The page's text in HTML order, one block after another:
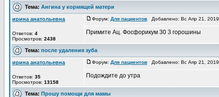
Тема: Ангина у кормящей матери
ирина анатольевна
Ответов: 4
Просмотров: 2438
Форум: Для пациентов Добавлено: Вс Апр 21,
Примите Ац. Фосфорикум 30 3 горошины
Тема: после удаления зуба
ирина анатольевна
Ответов: 35
Просмотров: 13158
Форум: Для пациентов Добавлено: Вс Апр 21,
Подождите до утра
Тема: Прошу помощи для мамы